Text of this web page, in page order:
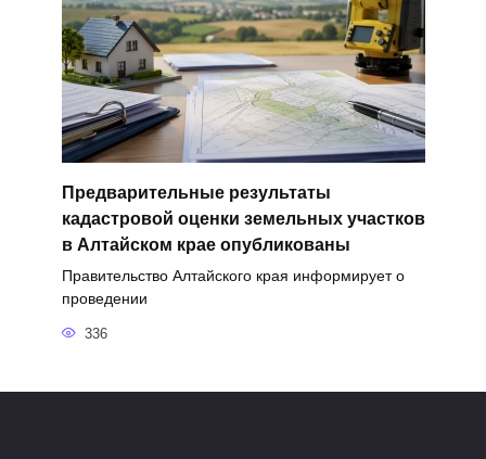
Предварительные результаты
кадастровой оценки земельных участков
в Алтайском крае опубликованы
Правительство Алтайского края информирует о
проведении
336